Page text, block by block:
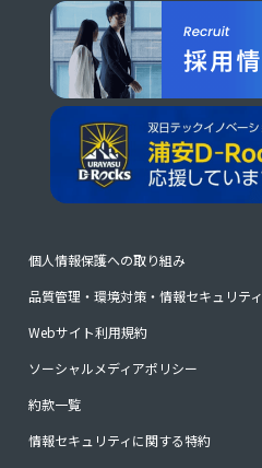
個人情報保護への取り組み
品質管理・環境対策・情報セキュリティ
Webサイト利用規約
ソーシャルメディアポリシー
約款一覧
情報セキュリティに関する特約